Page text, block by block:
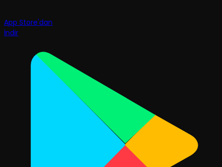
App Store'dan
İndir